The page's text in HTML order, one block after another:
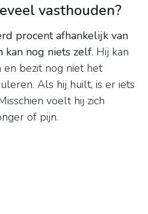
vasthouden?
procent afhankelijk van
kan nog niets zelf. Hij kan
bezit nog niet het
Als hij huilt, is er iets
voelt hij zich
of pijn.